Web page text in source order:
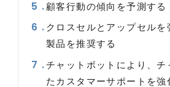
顧客行動の傾向を予測する
クロスセルとアップセルを
製品を推奨する
チャットボットにより、チ
たカスタマーサポートを強